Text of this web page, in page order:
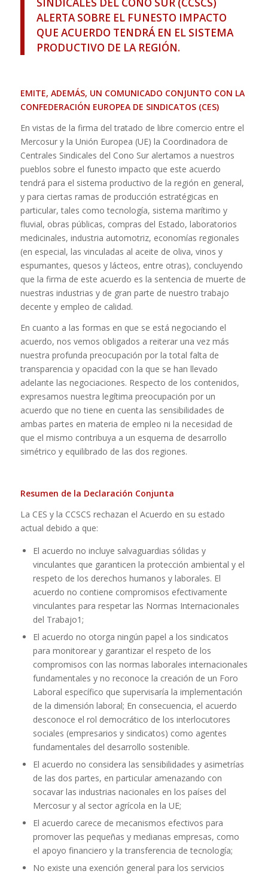
SINDICALES DEL CONO SUR(CCSCS)
ALERTA SOBRE EL FUNESTO IMPACTO
QUE ACUERDO TENDRÁ EN EL SISTEMA
PRODUCTIVO DE LA REGIÓN.
EMITE, ADEMÁS, UN COMUNICADO CONJUNTO CON LA
CONFEDERACIÓN EUROPEA DE SINDICATOS (CES)
En vistas de la firma del tratado de libre comercio entre el
Mercosur y la Unión Europea (UE) la Coordinadora de
Centrales Sindicales del Cono Sur alertamos a nuestros
pueblos sobre el funesto impacto que este acuerdo
tendrá para el sistema productivo de la región en general,
y para ciertas ramas de producción estratégicas en
particular, tales como tecnología, sistema marítimo y
fluvial, obras públicas, compras del Estado, laboratorios
medicinales, industria automotriz, economías regionales
(en especial, las vinculadas al aceite de oliva, vinos y
espumantes, quesos y lácteos, entre otras), concluyendo
que la firma de este acuerdo es la sentencia de muerte de
nuestras industrias y de gran parte de nuestro trabajo
decente y empleo de calidad.
En cuanto a las formas en que se está negociando el
acuerdo, nos vemos obligados a reiterar una vez más
nuestra profunda preocupación por la total falta de
transparencia y opacidad con la que se han llevado
adelante las negociaciones. Respecto de los contenidos,
expresamos nuestra legítima preocupación por un
acuerdo que no tiene en cuenta las sensibilidades de
ambas partes en materia de empleo ni la necesidad de
que el mismo contribuya a un esquema de desarrollo
simétrico y equilibrado de las dos regiones.
Resumen de la Declaración Conjunta
La CES y la CCSCS rechazan el Acuerdo en su estado
actual debido a que:
El acuerdo no incluye salvaguardias sólidas y
vinculantes que garanticen la protección ambiental y el
respeto de los derechos humanos y laborales. El
acuerdo no contiene compromisos efectivamente
vinculantes para respetar las Normas Internacionales
del Trabajo1;
El acuerdo no otorga ningún papel a los sindicatos
para monitorear y garantizar el respeto de los
compromisos con las normas laborales internacionales
fundamentales y no reconoce la creación de un Foro
Laboral específico que supervisaría la implementación
de la dimensión laboral; En consecuencia, el acuerdo
desconoce el rol democrático de los interlocutores
sociales (empresarios y sindicatos) como agentes
fundamentales del desarrollo sostenible.
El acuerdo no considera las sensibilidades y asimetrías
de las dos partes, en particular amenazando con
socavar las industrias nacionales en los países del
Mercosur y al sector agrícola en la UE;
El acuerdo carece de mecanismos efectivos para
promover las pequeñas y medianas empresas, como
el apoyo financiero y la transferencia de tecnología;
No existe una exención general para los servicios